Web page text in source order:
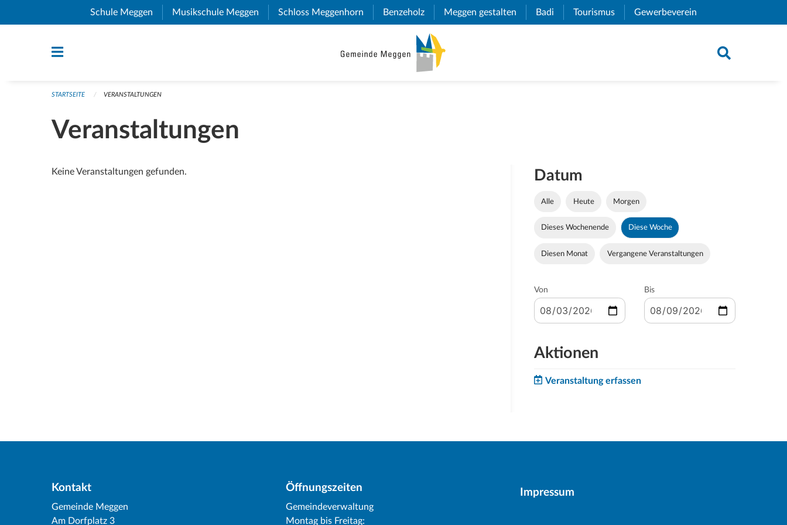
Navigation überspringen
Schule Meggen (External Link)
Musikschule Meggen (External Link)
Schloss Meggenhorn (External Link)
Benzeholz (External Link)
Meggen gestalten (External Link)
Badi (External Link)
Tourismus (External Link)
Gewerbeverein
STARTSEITE VERANSTALTUNGEN
Veranstaltungen
Keine Veranstaltungen gefunden. Datum
Alle Heute Morgen
Dieses Wochenende Diese Woche
Diesen Monat Vergangene Veranstaltungen
Von Bis
Aktionen
Veranstaltung erfassen
Kontakt
Gemeinde Meggen
Am Dorfplatz 3
Öffnungszeiten
Gemeindeverwaltung
Montag bis Freitag:
Impressum